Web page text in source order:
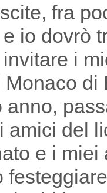
fra
io dovrò
i
anno,
amici del
e i